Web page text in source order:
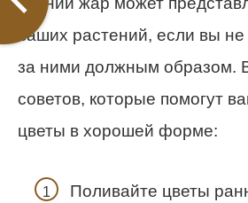
ваших растений, если вы не
за ними должным образом.
советов, которые помогут
цветы в хорошей форме:
Поливайте цветы